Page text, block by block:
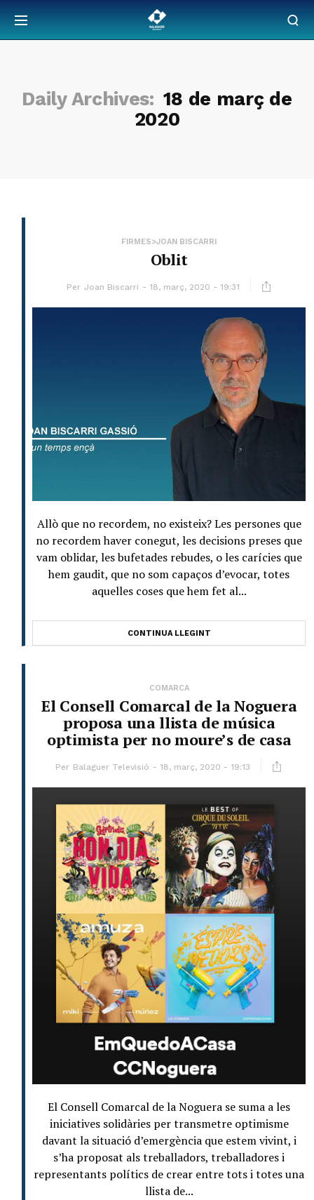
Daily Archives: 18 de març de
2020
FIRMES>JOAN BISCARRI
Oblit
Per Joan Biscarri 18, març, 2020 - 19:31
Allò que no recordem, no existeix? Les persones que
no recordem haver conegut, les decisions preses que
vam oblidar, les bufetades rebudes, o les carícies que
hem gaudit, que no som capaços d’evocar, totes
aquelles coses que hem fet al...
CONTINUA LLEGINT
COMARCA
El Consell Comarcal de la Noguera
proposa una llista de música
optimista per no moure’s de casa
Per Balaguer Televisió 18, març, 2020 - 19:13
El Consell Comarcal de la Noguera se suma a les
iniciatives solidàries per transmetre optimisme
davant la situació d’emergència que estem vivint, i
s’ha proposat als treballadors, treballadores i
representants polítics de crear entre tots i totes una
llista de...